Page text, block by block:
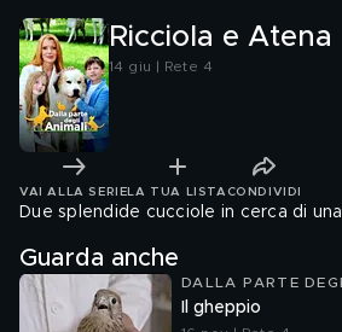
Ricciola e Atena
14 giu | Rete 4
VAI ALLA SERIE LA TUA LISTA CONDIVIDI
Due splendide cucciole in cerca di
Guarda anche
DALLA PARTE
Il gheppio